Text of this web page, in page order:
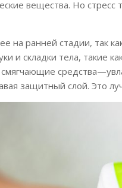
вещества. Но стресс
на ранней стадии, так
и складки тела, такие
смягчающие
защитный слой. Это